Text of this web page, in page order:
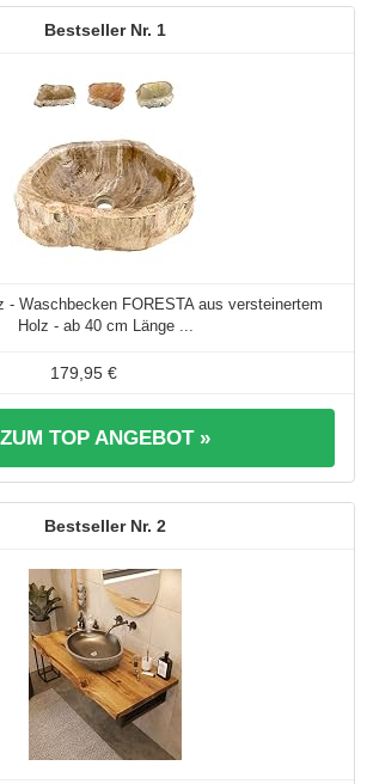
1
- Waschbecken FORESTA aus versteinertem
Holz - ab 40 cm Länge ...
179,95 €
ZUM TOP ANGEBOT »
2